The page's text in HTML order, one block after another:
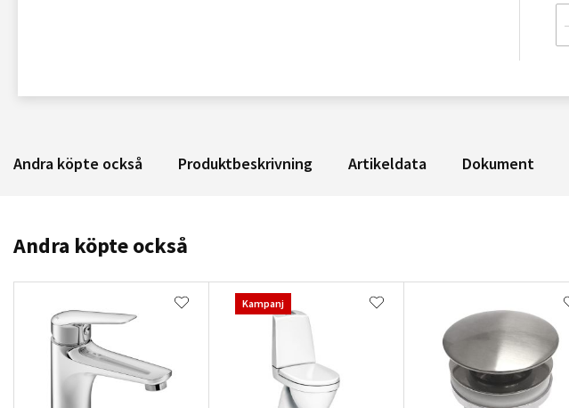
Andra köpte också Produktbeskrivning Artikeldata Dokument
Andra köpte också
Kampanj